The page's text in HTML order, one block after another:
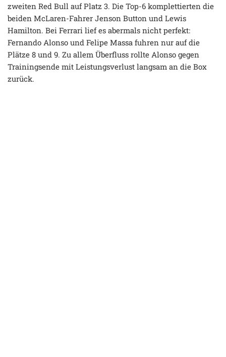
zweiten Red Bull auf Platz 3. Die Top-6 komplettierten die
beiden McLaren-Fahrer Jenson Button und Lewis
Hamilton. Bei Ferrari lief es abermals nicht perfekt:
Fernando Alonso und Felipe Massa fuhren nur auf die
Plätze 8 und 9. Zu allem Überfluss rollte Alonso gegen
Trainingsende mit Leistungsverlust langsam an die Box
zurück.